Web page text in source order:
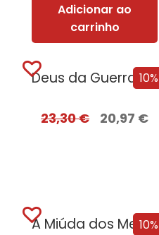
Adicionar ao
carrinho
10%
Deus da Guerra Edição com EDGES
23,30€ 20,97 €
10%
A Miúda dos Meus Sonhos